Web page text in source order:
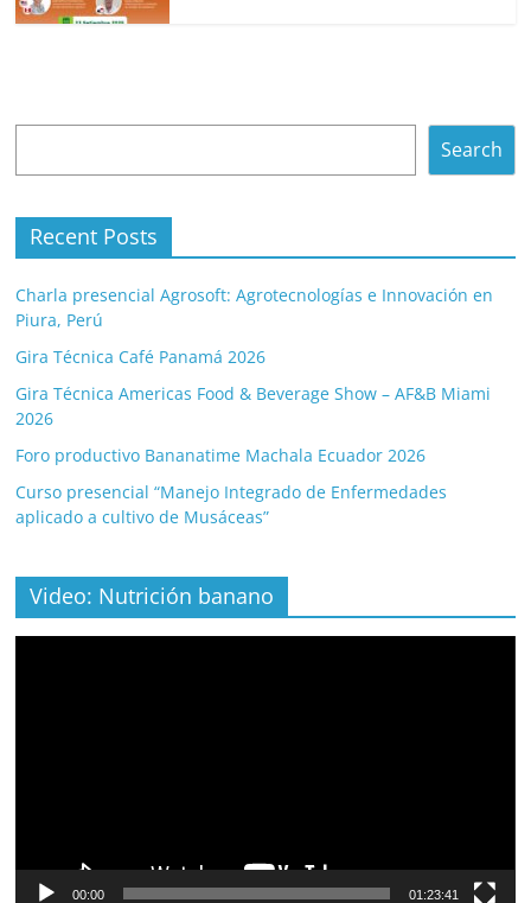
Search
Recent Posts
Charla presencial Agrosoft: Agrotecnologías e Innovación en
Piura, Perú
Gira Técnica Café Panamá 2026
Gira Técnica Americas Food & Beverage Show – AF&B Miami
2026
Foro productivo Bananatime Machala Ecuador 2026
Curso presencial “Manejo Integrado de Enfermedades
aplicado a cultivo de Musáceas”
Video: Nutrición banano
00:00 01:23:41